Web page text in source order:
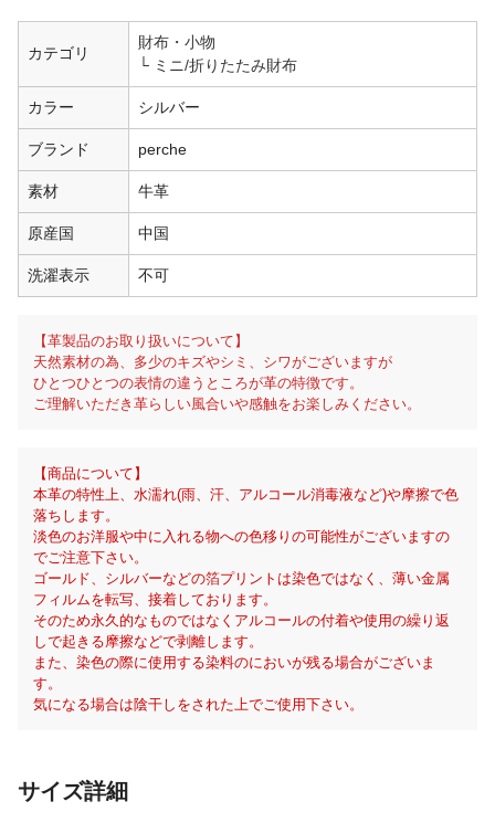
カテゴリ
財布・小物
ミニ/折りたたみ財布
カラー シルバー
ブランド perche
素材 牛革
原産国 中国
洗濯表示 不可
【革製品のお取り扱いについて】
天然素材の為、多少のキズやシミ、シワがございますが
ひとつひとつの表情の違うところが革の特徴です。
ご理解いただき革らしい風合いや感触をお楽しみください。
【商品について】
本革の特性上、水濡れ(雨、汗、アルコール消毒液など)や摩擦で色
落ちします。
淡色のお洋服や中に入れる物への色移りの可能性がございますの
でご注意下さい。
ゴールド、シルバーなどの箔プリントは染色ではなく、薄い金属
フィルムを転写、接着しております。
そのため永久的なものではなくアルコールの付着や使用の繰り返
しで起きる摩擦などで剥離します。
また、染色の際に使用する染料のにおいが残る場合がございま
す。
気になる場合は陰干しをされた上でご使用下さい。
サイズ詳細